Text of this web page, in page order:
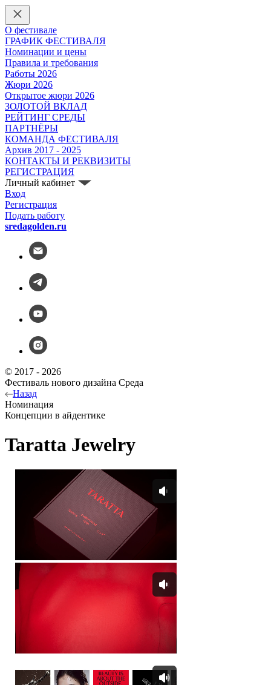
О фестивале
ГРАФИК ФЕСТИВАЛЯ
Номинации и цены
Правила и требования
Работы 2026
Жюри 2026
Открытое жюри 2026
ЗОЛОТОЙ ВКЛАД
РЕЙТИНГ СРЕДЫ
ПАРТНЁРЫ
КОМАНДА ФЕСТИВАЛЯ
Архив 2017 - 2025
КОНТАКТЫ И РЕКВИЗИТЫ
РЕГИСТРАЦИЯ
Личный кабинет
Вход
Регистрация
Подать работу
sredagolden.ru
© 2017 - 2026
Фестиваль нового дизайна Среда
Назад
Номинация
Концепции в айдентике
Taratta Jewelry